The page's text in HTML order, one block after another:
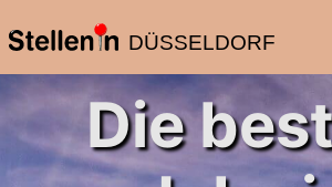
DÜSSELDORF
Die